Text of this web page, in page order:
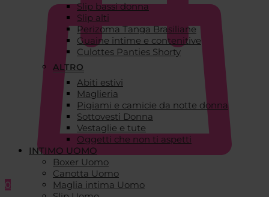
0
Slip bassi donna
Slip alti
Perizoma Tanga Brasiliane
Guaine intime e contenitive
Culottes Panties Shorty
ALTRO
Abiti estivi
Maglieria
Pigiami e camicie da notte donna
Sottovesti Donna
Vestaglie e tute
Oggetti che non ti aspetti
INTIMO UOMO
Boxer Uomo
Canotta Uomo
Maglia intima Uomo